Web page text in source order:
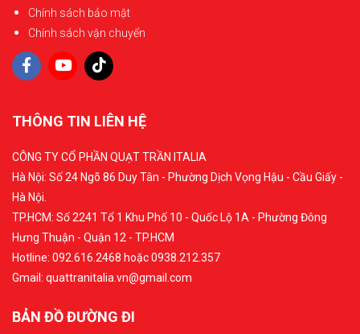
Chính sách bảo mật
Chính sách vận chuyển
THÔNG TIN LIÊN HỆ
CÔNG TY CỔ PHẦN QUẠT TRẦN ITALIA
Hà Nội: Số 24 Ngõ 86 Duy Tân - Phường Dịch Vọng Hậu - Cầu Giấy -
Hà Nội.
TP.HCM: Số 2241 Tổ 1 Khu Phố 10 - Quốc Lộ 1A - Phường Đông
Hưng Thuận - Quận 12 - TP.HCM
Hotline: 092.616.2468 hoặc 0938.212.357
Gmail: quattranitalia.vn@gmail.com
BẢN ĐỒ ĐƯỜNG ĐI